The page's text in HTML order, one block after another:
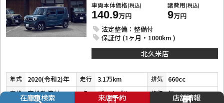
車両本体価格(税込)
140.9万円
諸費用(税込)
9万円
法定整備：整備付
保証付 (1ヶ月・1000km )
北久米店
年式 2020(令和2)年 走行 3.1万km 排気 660cc
車検 車検整備付 色 デニムブルーメタリック／ミネラルグレーメタリック 修復 無
在庫車検索 来店予約 店舗情報